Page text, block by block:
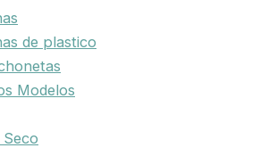
de plastico
Modelos